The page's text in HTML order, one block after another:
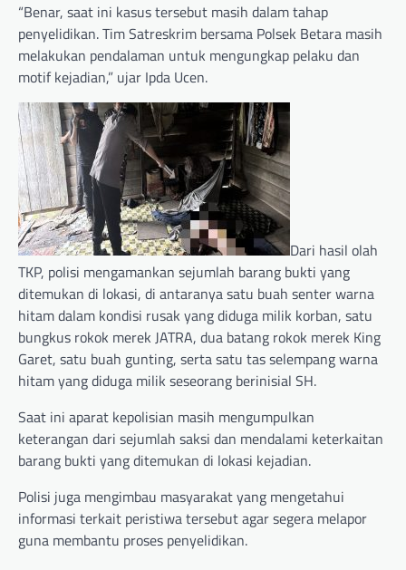
“Benar, saat ini kasus tersebut masih dalam tahap
penyelidikan. Tim Satreskrim bersama Polsek Betara masih
melakukan pendalaman untuk mengungkap pelaku dan
motif kejadian,” ujar Ipda Ucen.
Dari hasil olah
TKP, polisi mengamankan sejumlah barang bukti yang
ditemukan di lokasi, di antaranya satu buah senter warna
hitam dalam kondisi rusak yang diduga milik korban, satu
bungkus rokok merek JATRA, dua batang rokok merek King
Garet, satu buah gunting, serta satu tas selempang warna
hitam yang diduga milik seseorang berinisial SH.
Saat ini aparat kepolisian masih mengumpulkan
keterangan dari sejumlah saksi dan mendalami keterkaitan
barang bukti yang ditemukan di lokasi kejadian.
Polisi juga mengimbau masyarakat yang mengetahui
informasi terkait peristiwa tersebut agar segera melapor
guna membantu proses penyelidikan.